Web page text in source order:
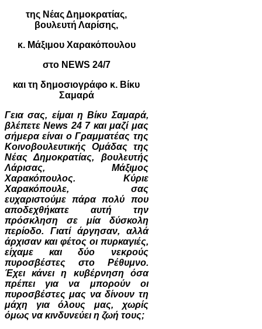
της Νέας Δημοκρατίας,
βουλευτή Λαρίσης,
κ. Μάξιμου Χαρακόπουλου
στο NEWS 24/7
και τη δημοσιογράφο κ. Βίκυ
Σαμαρά
Γεια σας, είμαι η Βίκυ Σαμαρά,
βλέπετε News 24 7 και μαζί μας
σήμερα είναι ο Γραμματέας της
Κοινοβουλευτικής Ομάδας της
Νέας Δημοκρατίας, βουλευτής
Λάρισας, Μάξιμος
Χαρακόπουλος. Κύριε
Χαρακόπουλε, σας
ευχαριστούμε πάρα πολύ που
αποδεχθήκατε αυτή την
πρόσκληση σε μία δύσκολη
περίοδο. Γιατί άργησαν, αλλά
άρχισαν και φέτος οι πυρκαγιές,
είχαμε και δύο νεκρούς
πυροσβέστες στο Ρέθυμνο.
Έχει κάνει η κυβέρνηση όσα
πρέπει για να μπορούν οι
πυροσβέστες μας να δίνουν τη
μάχη για όλους μας, χωρίς
όμως να κινδυνεύει η ζωή τους;